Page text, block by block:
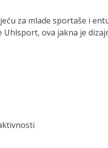
za mlade sportaše i
ova jakna je